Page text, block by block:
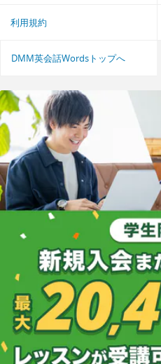
利用規約
DMM英会話Wordsトップへ